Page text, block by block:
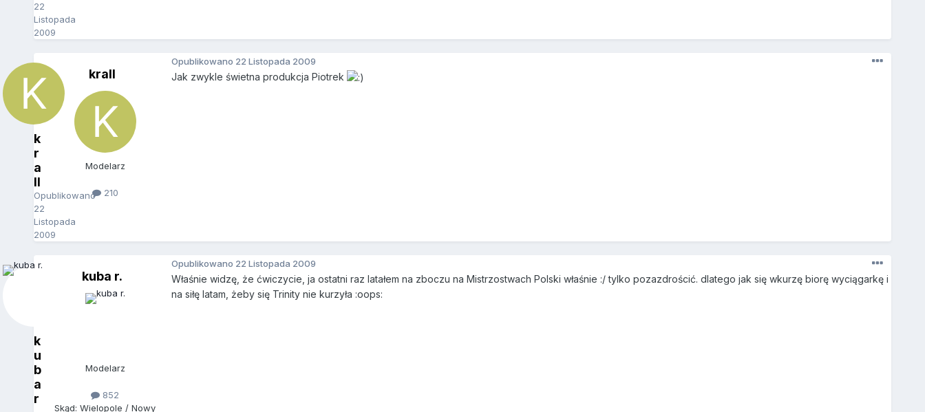
22
Listopada
2009
k
r
a
ll
Opublikowano
22
Listopada
2009
krall
Modelarz
210
Opublikowano 22 Listopada 2009
Jak zwykle świetna produkcja Piotrek
k
u
b
a
r
kuba r.
Modelarz
852
Skąd: Wielopole / Nowy
Opublikowano 22 Listopada 2009
Właśnie widzę, że ćwiczycie, ja ostatni raz latałem na zboczu na Mistrzostwach Polski właśnie :/ tylko pozazdrościć. dlatego jak się wkurzę biorę wyciągarkę i
na siłę latam, żeby się Trinity nie kurzyła :oops: